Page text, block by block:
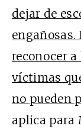
dejar de
engañosas.
reconocer
víctimas
no pueden
aplica para